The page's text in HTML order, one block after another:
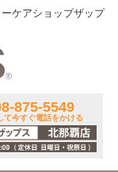
ケアショップザップ
875-5549
今すぐ電話をかける